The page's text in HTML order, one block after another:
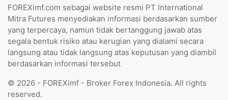
FOREXimf.com sebagai website resmi PT International
Mitra Futures menyediakan informasi berdasarkan sumber
yang terpercaya, namun tidak bertanggung jawab atas
segala bentuk risiko atau kerugian yang dialami secara
langsung atau tidak langsung atas keputusan yang diambil
berdasarkan informasi tersebut
© 2026 - FOREXimf - Broker Forex Indonesia. All rights
reserved.